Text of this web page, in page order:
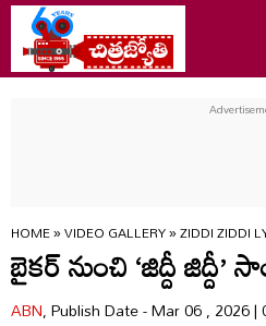
HOME»VIDEO GALLERY»ZIDDI ZIDDI
బైకర్ నుంచి ‘జిద్దీ జిద్దీ’
ABN, Publish Date - Mar 06 , 2026 |